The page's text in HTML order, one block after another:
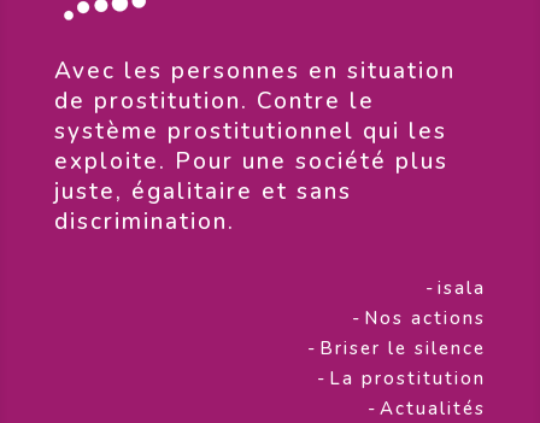
​Avec les personnes en situation
de prostitution. Contre le
système prostitutionnel qui les
exploite. Pour une société plus
juste, égalitaire et sans
discrimination.
-isala
- Nos actions
- Briser le silence
- La prostitution
-Actualités